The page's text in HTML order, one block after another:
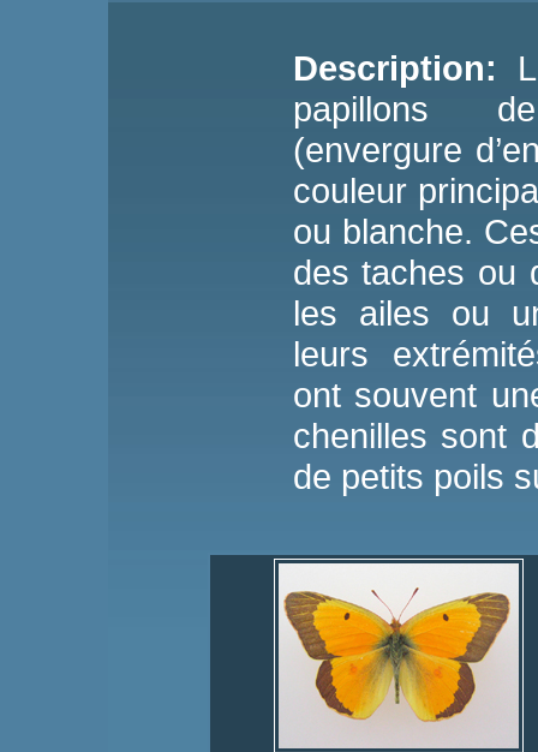
Description:
papillons
(envergure
couleur
ou blanche.
des taches ou
les ailes ou
leurs
ont souvent
chenilles sont
de petits poils